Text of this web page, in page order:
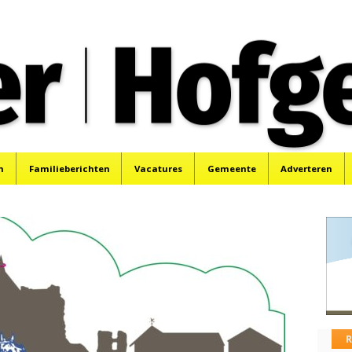
Familieberichten Vacatures Gemeente Adverteren